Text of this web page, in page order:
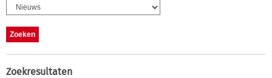
Zoekresultaten